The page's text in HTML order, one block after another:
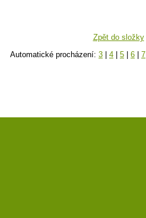
Zpět do složky
Automatické procházení: 3 4 5 6 7